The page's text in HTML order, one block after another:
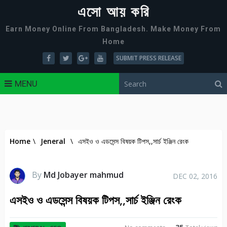
এসো আয় করি
Earn Money Online From Bangladesh. Make Money From
Home
SUBMIT PRESS RELEASE
MENU
Home \ Jeneral \ এসইও ও এডসেন্স বিষয়ক টিপস,,সার্চ ইঞ্জিন রেংক
By Md Jobayer mahmud DEC 02, 2016
এসইও ও এডসেন্স বিষয়ক টিপস,,সার্চ ইঞ্জিন রেংক